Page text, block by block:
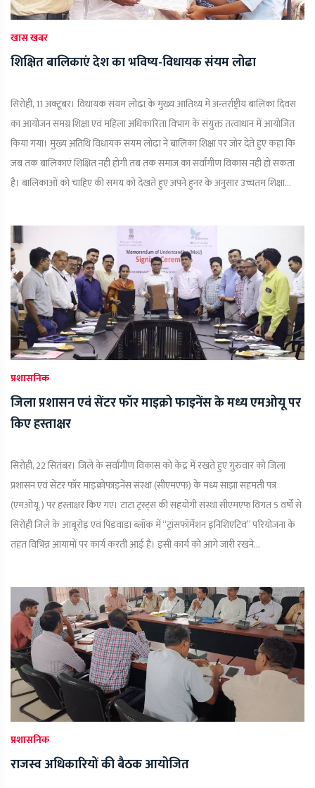
खास खबर
शिक्षित बालिकाएं देश का भविष्य-विधायक संयम लोढा
सिरोही, 11 अक्टूबर। विधायक संयम लोढा के मुख्य आतिथ्य में अन्तर्राष्ट्रीय बालिका दिवस
का आयोजन समग्र शिक्षा एवं महिला अधिकारिता विभाग के संयुक्त तत्वाधान में आयोजित
किया गया। मुख्य अतिथि विधायक संयम लोढा ने बालिका शिक्षा पर जोर देते हुए कहा कि
जब तक बालिकाएं शिक्षित नही होगी तब तक समाज का सर्वांगीण विकास नही हो सकता
है। बालिकाओं को चाहिए की समय को देखते हुए अपने हुनर के अनुसार उच्चतम शिक्षा...
प्रशासनिक
जिला प्रशासन एवं सेंटर फॉर माइक्रो फाइनेंस के मध्य एमओयू पर
किए हस्ताक्षर
सिरोही, 22 सितंबर। जिले के सर्वांगीण विकास को केंद्र में रखते हुए गुरुवार को जिला
प्रशासन एवं सेंटर फॉर माइक्रोफाइनेंस संस्था (सीएमएफ) के मध्य साझा सहमती पत्र
(एमओयू.) पर हस्ताक्षर किए गए। टाटा ट्रस्ट्स की सहयोगी संस्था सीएमएफ विगत 5 वर्षों से
सिरोही जिले के आबूरोड़ एवं पिंडवाड़ा ब्लॉक में “ट्रांसफॉर्मेशन इनिशिएटिव” परियोजना के
तहत विभिन्न आयामों पर कार्य करती आई है। इसी कार्य को आगे जारी रखने...
प्रशासनिक
राजस्व अधिकारियों की बैठक आयोजित